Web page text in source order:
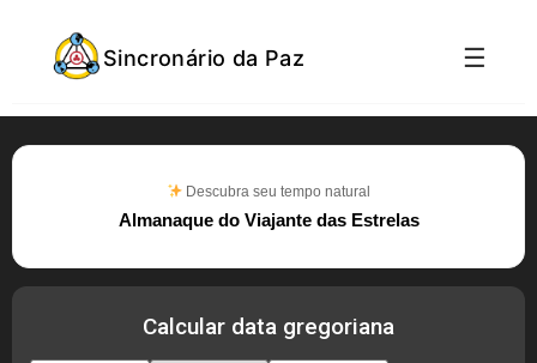
Sincronário da Paz ☰
Descubra seu tempo natural
Almanaque do Viajante das Estrelas
Calcular data gregoriana